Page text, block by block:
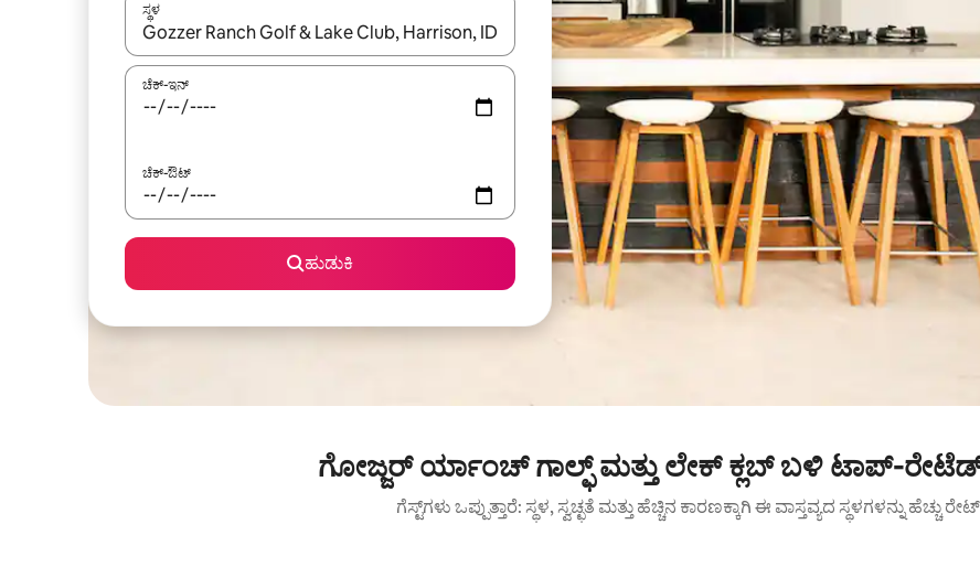
ಸ್ಥಳ
ಫಲಿತಾಂಶಗಳು ಲಭ್ಯವಿರುವಾಗ, ಅಪ್ ಮತ್ತು ಡೌನ್ ಬಾಣದ ಕೀಲಿಗಳೊಂದಿಗೆ ನ್ಯಾವಿಗೇಟ್ ಮಾಡಿ ಅಥವಾ ಸ್ಪರ್ಶ ಅಥವಾ ಸ್ವೈಪ್ ಗೆಸ್ಚರ್‌ಗಳ ಮೂಲಕ ಅನ್ವೇಷಿಸಿ.
ಚೆಕ್-ಇನ್
ಚೆಕ್-ಔಟ್
ಹುಡುಕಿ
ಗೋಜ್ಜರ್ ರ್ಯಾಂಚ್ ಗಾಲ್ಫ್ ಮತ್ತು ಲೇಕ್ ಕ್ಲಬ್ ಬಳಿ ಟಾಪ್-
ಗೆಸ್ಟ್‌ಗಳು ಒಪ್ಪುತ್ತಾರೆ: ಸ್ಥಳ, ಸ್ವಚ್ಛತೆ ಮತ್ತು ಹೆಚ್ಚಿನ ಕಾರಣಕ್ಕಾಗಿ ಈ ವಾಸ್ತವ್ಯದ ಸ್ಥಳಗಳನ್ನು ಹೆಚ್ಚು